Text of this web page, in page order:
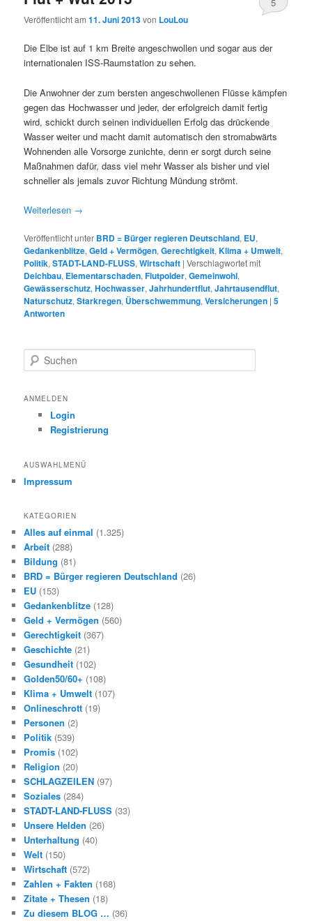
Veröffentlicht am11. Juni 2013von LouLou
5
Die Elbe ist auf 1 km Breite angeschwollen und sogar aus der
internationalen ISS-Raumstation zu sehen.
Die Anwohner der zum bersten angeschwollenen Flüsse kämpfen
gegen das Hochwasser und jeder, der erfolgreich damit fertig
wird, schickt durch seinen individuellen Erfolg das drückende
Wasser weiter und macht damit automatisch den stromabwärts
Wohnenden alle Vorsorge zunichte, denn er sorgt durch seine
Maßnahmen dafür, dass viel mehr Wasser als bisher und viel
schneller als jemals zuvor Richtung Mündung strömt.
Weiterlesen →
Veröffentlicht unter BRD = Bürger regieren Deutschland, EU,
Gedankenblitze,Geld + Vermögen,Gerechtigkeit,Klima + Umwelt,
Politik,STADT-LAND-FLUSS,Wirtschaft |Verschlagwortet mit
Deichbau, Elementarschaden,Flutpolder,Gemeinwohl,
Gewässerschutz,Hochwasser,Jahrhundertflut,Jahrtausendflut,
Naturschutz,Starkregen, Überschwemmung,Versicherungen |5
Antworten
u
h
ANMELDEN
Login
Registrierung
AUSWAHLMENÜ
Impressum
KATEGORIEN
Alles auf einmal (1.325)
Arbeit (288)
Bildung (81)
BRD = Bürger regieren Deutschland (26)
EU (153)
Gedankenblitze (128)
Geld + Vermögen (560)
Gerechtigkeit (367)
Geschichte (21)
Gesundheit (102)
Golden50/60+ (108)
Klima + Umwelt (107)
Onlineschrott (19)
Personen (2)
Politik (539)
Promis (102)
Religion (20)
SCHLAGZEILEN (97)
Soziales (284)
STADT-LAND-FLUSS (33)
Unsere Helden (26)
Unterhaltung (40)
Welt (150)
Wirtschaft (572)
Zahlen + Fakten (168)
Zitate + Thesen (18)
Zu diesem BLOG … (36)